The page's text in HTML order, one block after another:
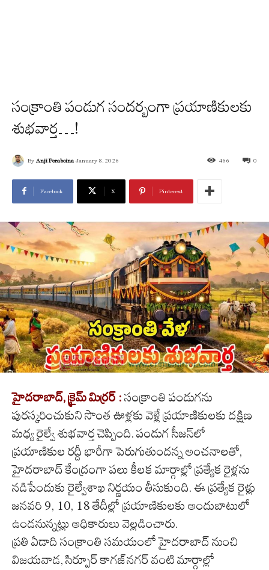
సంక్రాంతి పండుగ సందర్బంగా ప్రయాణికులకు
శుభవార్త…!
By Anji Peraboina January 8, 2026 0
466
Facebook X Pinterest
హైదరాబాద్, క్రైమ్ మిర్రర్ : సంక్రాంతి పండుగను
పురస్కరించుకుని సొంత ఊళ్లకు వెళ్లే ప్రయాణికులకు దక్షిణ
మధ్య రైల్వే శుభవార్త చెప్పింది. పండుగ సీజన్‌లో
ప్రయాణికుల రద్దీ భారీగా పెరుగుతుందన్న అంచనాలతో,
హైదరాబాద్ కేంద్రంగా పలు కీలక మార్గాల్లో ప్రత్యేక రైళ్లను
నడిపేందుకు రైల్వేశాఖ నిర్ణయం తీసుకుంది. ఈ ప్రత్యేక రైళ్లు
జనవరి 9, 10, 18 తేదీల్లో ప్రయాణికులకు అందుబాటులో
ఉండనున్నట్లు అధికారులు వెల్లడించారు.
ప్రతి ఏడాది సంక్రాంతి సమయంలో హైదరాబాద్ నుంచి
విజయవాడ, సిర్పూర్ కాగజ్‌నగర్ వంటి మార్గాల్లో